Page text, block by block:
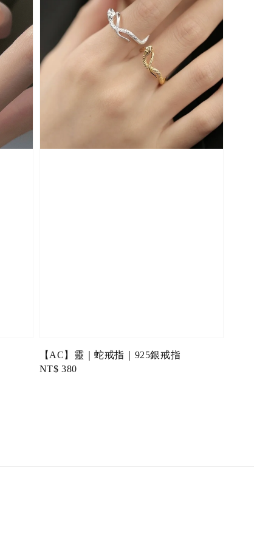
【AC】靈｜蛇戒指｜925銀戒指
Regular
NT$ 380